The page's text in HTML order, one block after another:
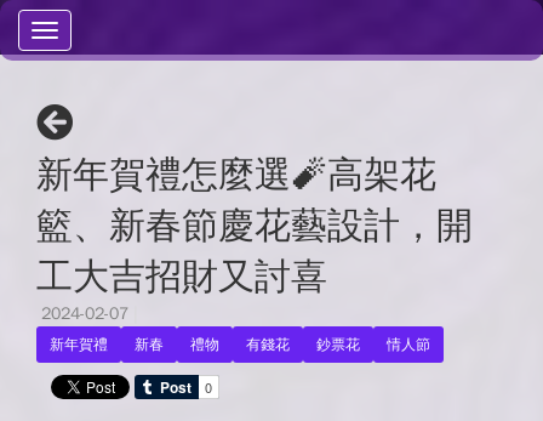
Toggle
navigation
新年賀禮怎麼選🧨高架花
籃、新春節慶花藝設計，開
工大吉招財又討喜
2024-02-07
新年賀禮 新春 禮物 有錢花 鈔票花 情人節